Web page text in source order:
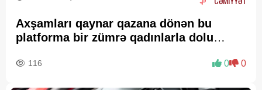
Axşamları qaynar qazana dönən bu
platforma bir zümrə qadınlarla dolu
116 0 0